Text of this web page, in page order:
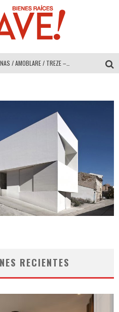
MULTIOFICINAS / AMOBLARE / TREZE – Especial Interiorismo & Decoración 2026
COLINEAL – Especial Interiorismo & Decoración 2026
ADRIANA HOYOS DESIGN STUDIO – Especial Interiorismo & Decoración 2026
RECIENTES